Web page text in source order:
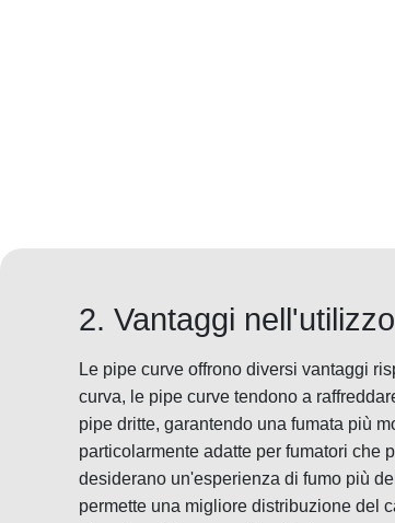
2. Vantaggi
Le pipe curve offrono diversi vantaggi
curva, le pipe curve tendono a
pipe dritte, garantendo una fumata più
particolarmente adatte per fumatori che
desiderano un'esperienza di fumo più
permette una migliore distribuzione del